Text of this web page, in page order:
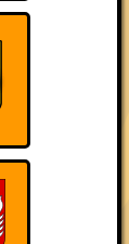
sich
auch